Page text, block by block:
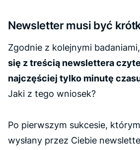
Newsletter musi być
Zgodnie z kolejnymi badaniami,
się z treścią newslettera
najczęściej tylko minutę
Jaki z tego wniosek?
Po pierwszym sukcesie,
wysłany przez Ciebie